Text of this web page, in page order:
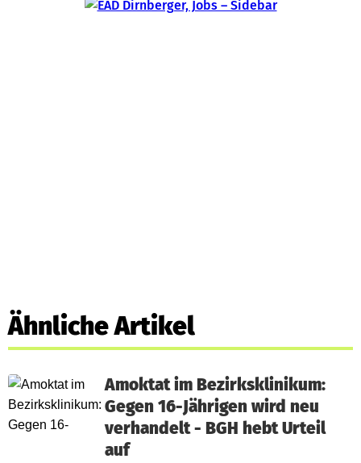
Ähnliche Artikel
Amoktat im Bezirksklinikum:
Gegen 16-Jährigen wird neu
verhandelt - BGH hebt Urteil
auf